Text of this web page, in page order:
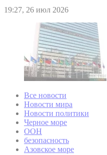
19:27, 26 июл 2026
Все новости
Новости мира
Новости политики
Черное море
ООН
безопасность
Азовское море